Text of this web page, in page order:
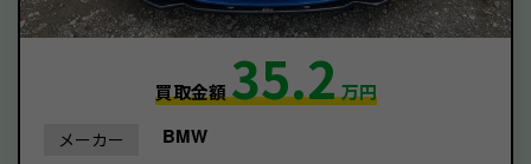
買取金額35.2万円
メーカー BMW